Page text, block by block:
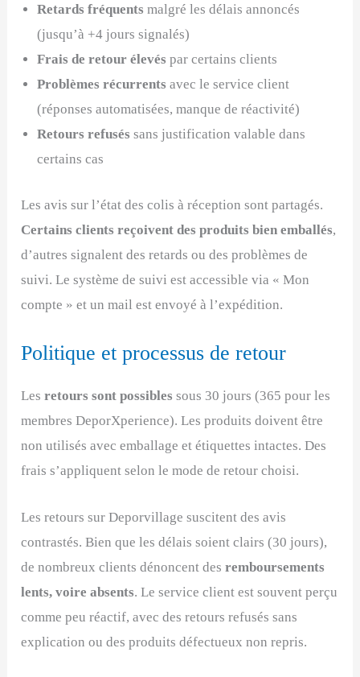
Retards fréquents malgré les délais annoncés
(jusqu’à +4 jours signalés)
Frais de retour élevés par certains clients
Problèmes récurrents avec le service client
(réponses automatisées, manque de réactivité)
Retours refusés sans justification valable dans
certains cas
Les avis sur l’état des colis à réception sont partagés.
Certains clients reçoivent des produits bien emballés,
d’autres signalent des retards ou des problèmes de
suivi. Le système de suivi est accessible via « Mon
compte » et un mail est envoyé à l’expédition.
Politique et processus de retour
Lesretours sont possibles sous 30 jours (365 pour les
membres DeporXperience). Les produits doivent être
non utilisés avec emballage et étiquettes intactes. Des
frais s’appliquent selon le mode de retour choisi.
Les retours sur Deporvillage suscitent des avis
contrastés. Bien que les délais soient clairs (30 jours),
de nombreux clients dénoncent desremboursements
lents, voire absents. Le service client est souvent perçu
comme peu réactif, avec des retours refusés sans
explication ou des produits défectueux non repris.